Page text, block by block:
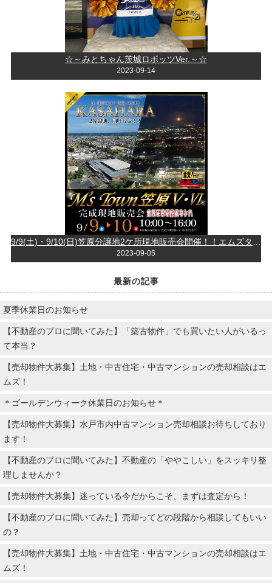
☆～みとちゃん茨城ロボッツVer.～☆
2023-09-14
9/9(土)・9/10(日)笠原分譲地2ケ所現地販売会開催！！エムズタウン笠原Ⅴ・笠原Ⅵ人気の笠原エリアに建築条件なし開発分譲地新登場♪
2023-09-05
最新の記事
夏季休業日のお知らせ
【不動産のプロに聞いてみた】「築古物件」でも買いたい人がいるっ
て本当？
【売却物件大募集】土地・中古住宅・中古マンションの売却相談はエ
ムズ！
＊ゴールデンウィーク休業日のお知らせ＊
【売却物件大募集】水戸市内中古マンション売却相談お待ちしており
ます！
【不動産のプロに聞いてみた】不動産の「ややこしい」をスッキリ整
理しませんか？
【売却物件大募集】迷っている今だからこそ、まずは査定から！
【不動産のプロに聞いてみた】売却ってどの段階から相談してもいい
の？
【売却物件大募集】土地・中古住宅・中古マンションの売却相談はエ
ムズ！